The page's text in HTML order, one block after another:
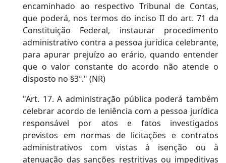
encaminhado ao respectivo Tribunal de Contas,
que poderá, nos termos do inciso II do art. 71 da
Constituição Federal, instaurar procedimento
administrativo contra a pessoa jurídica celebrante,
para apurar prejuízo ao erário, quando entender
que o valor constante do acordo não atende o
disposto no §3º." (NR)
"Art. 17. A administração pública poderá também
celebrar acordo de leniência com a pessoa jurídica
responsável por atos e fatos investigados
previstos em normas de licitações e contratos
administrativos com vistas à isenção ou à
atenuação das sanções restritivas ou impeditivas